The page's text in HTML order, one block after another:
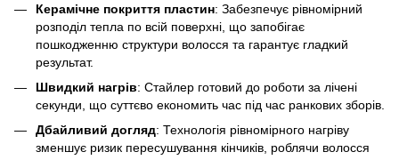
Керамічне покриття пластин: Забезпечує рівномірний
розподіл тепла по всій поверхні, що запобігає
пошкодженню структури волосся та гарантує гладкий
результат.
Швидкий нагрів: Стайлер готовий до роботи за лічені
секунди, що суттєво економить час під час ранкових зборів.
Дбайливий догляд: Технологія рівномірного нагріву
зменшує ризик пересушування кінчиків, роблячи волосся